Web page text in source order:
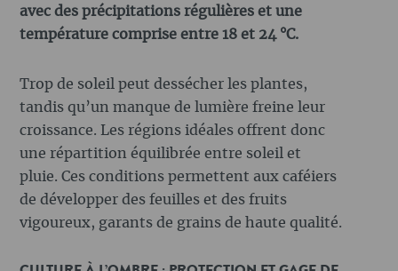
avec des précipitations régulières et une
température comprise entre 18 et 24 °C.
Trop de soleil peut dessécher les plantes,
tandis qu’un manque de lumière freine leur
croissance. Les régions idéales offrent donc
une répartition équilibrée entre soleil et
pluie. Ces conditions permettent aux caféiers
de développer des feuilles et des fruits
vigoureux, garants de grains de haute qualité.